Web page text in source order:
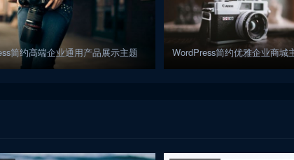
简约高端企业通用产品展示主题 WordPress简约优雅企业商城